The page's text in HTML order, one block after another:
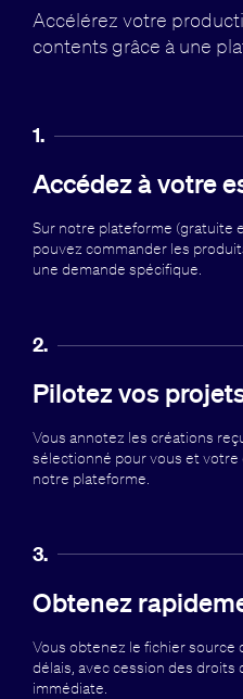
Accélérez votre
contents grâce à une
1.
Accédez à votre
Sur notre plateforme (gratuite
pouvez commander les
une demande spécifique.
2.
Pilotez vos
Vous annotez les créations
sélectionné pour vous et
notre plateforme.
3.
Obtenez
Vous obtenez le fichier source
délais, avec cession des droits
immédiate.